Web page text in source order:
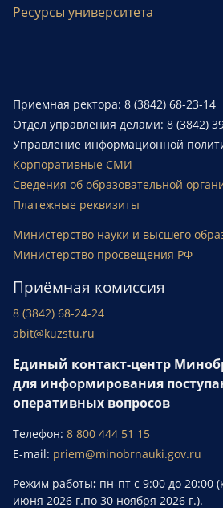
Ресурсы университета
Приемная ректора: 8 (3842) 68-23-14
Отдел управления делами: 8 (3842)
Управление информационной
Корпоративные СМИ
Сведения об образовательной
Платежные реквизиты
Министерство науки и высшего
Министерство просвещения РФ
Приёмная комиссия
8 (3842) 68-24-24
abit@kuzstu.ru
Единый контакт-центр
для информирования
оперативных вопросов
Телефон: 8 800 444 51 15
E-mail: priem@minobrnauki.gov.ru
Режим работы: пн-пт с 9:00 до 20:00
июня 2026 г.по 30 ноября 2026 г.).